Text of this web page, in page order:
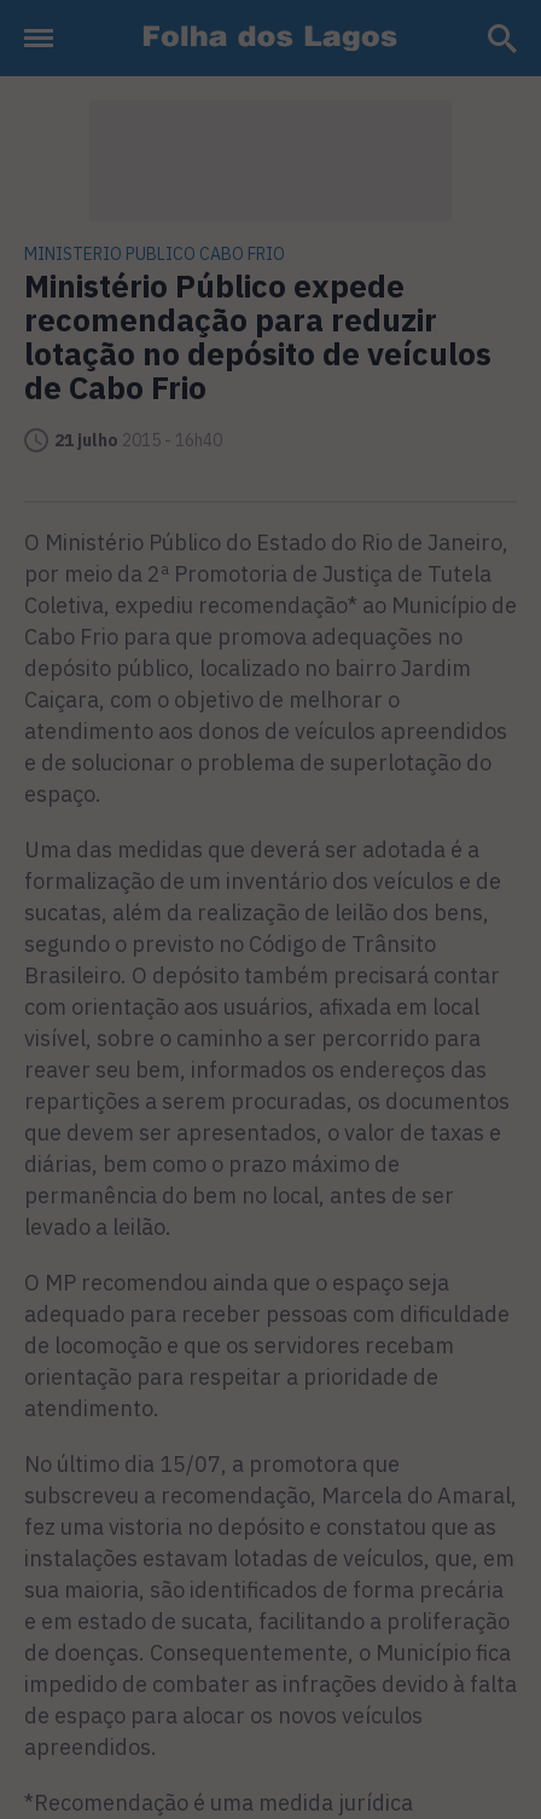
MINISTERIO PUBLICO CABO FRIO
Ministério Público expede
recomendação para reduzir
lotação no depósito de veículos
de Cabo Frio
21 julho 2015 - 16h40
O Ministério Público do Estado do Rio de Janeiro,
por meio da 2ª Promotoria de Justiça de Tutela
Coletiva, expediu recomendação* ao Município de
Cabo Frio para que promova adequações no
depósito público, localizado no bairro Jardim
Caiçara, com o objetivo de melhorar o
atendimento aos donos de veículos apreendidos
e de solucionar o problema de superlotação do
espaço.
Uma das medidas que deverá ser adotada é a
formalização de um inventário dos veículos e de
sucatas, além da realização de leilão dos bens,
segundo o previsto no Código de Trânsito
Brasileiro. O depósito também precisará contar
com orientação aos usuários, afixada em local
visível, sobre o caminho a ser percorrido para
reaver seu bem, informados os endereços das
repartições a serem procuradas, os documentos
que devem ser apresentados, o valor de taxas e
diárias, bem como o prazo máximo de
permanência do bem no local, antes de ser
levado a leilão.
O MP recomendou ainda que o espaço seja
adequado para receber pessoas com dificuldade
de locomoção e que os servidores recebam
orientação para respeitar a prioridade de
atendimento.
No último dia 15/07, a promotora que
subscreveu a recomendação, Marcela do Amaral,
fez uma vistoria no depósito e constatou que as
instalações estavam lotadas de veículos, que, em
sua maioria, são identificados de forma precária
e em estado de sucata, facilitando a proliferação
de doenças. Consequentemente, o Município fica
impedido de combater as infrações devido à falta
de espaço para alocar os novos veículos
apreendidos.
*Recomendação é uma medida jurídica